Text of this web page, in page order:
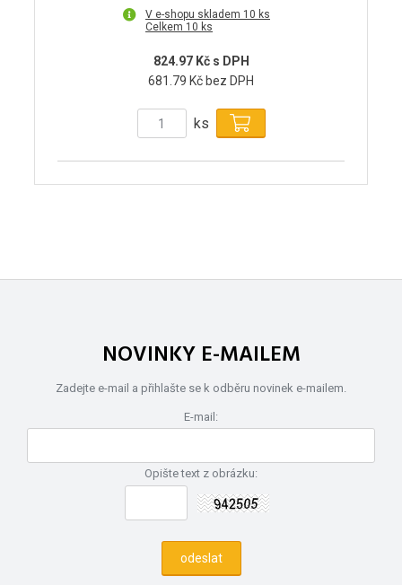
V e-shopu skladem 10 ks
Celkem 10 ks
824.97 Kč s DPH
681.79 Kč bez DPH
ks
NOVINKY E-MAILEM
Zadejte e-mail a přihlašte se k odběru novinek e-mailem.
E-mail:
Opište text z obrázku: